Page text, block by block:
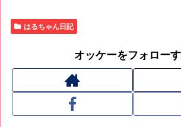
はるちゃん日記
オッケーをフォロー